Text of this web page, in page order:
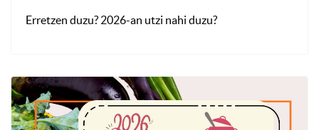
Erretzen duzu? 2026-an utzi nahi duzu?